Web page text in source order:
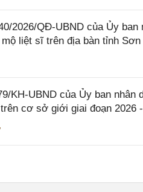
2026/QĐ-UBND của Ủy
liệt sĩ trên địa bàn tỉnh Sơn
KH-UBND của Ủy ban
cơ sở giới giai đoạn 2026